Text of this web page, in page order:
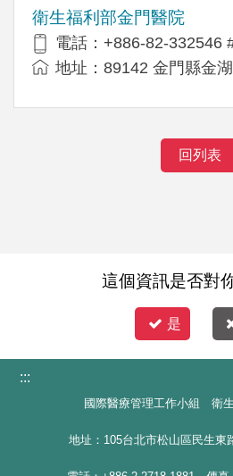
衛生福利部金門醫院
電話：+886-82-332546
地址：89142 金門縣金
回列表
這個資訊是否對
是
:::
國際醫療管理工作小組 衛
地址：105台北市松山區民生東